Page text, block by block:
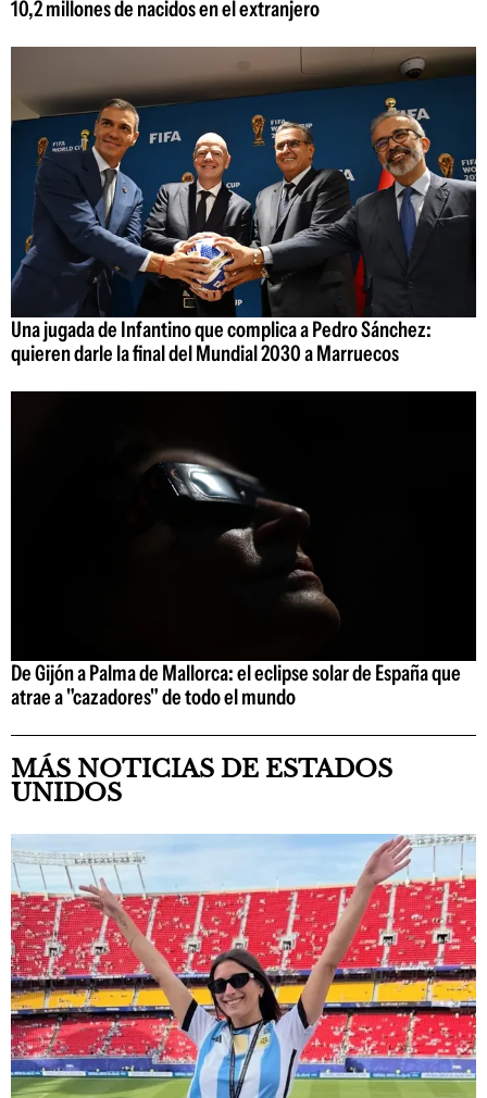
10,2 millones de nacidos en el extranjero
Una jugada de Infantino que complica a Pedro Sánchez:
quieren darle la final del Mundial 2030 a Marruecos
De Gijón a Palma de Mallorca: el eclipse solar de España que
atrae a "cazadores" de todo el mundo
MÁS NOTICIAS DE ESTADOS
UNIDOS